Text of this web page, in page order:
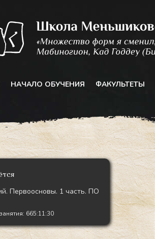
НАЧАЛО ОБУЧЕНИЯ ФАКУЛЬТЕТЫ
Первоосновы. 1 часть. ПО
665:11:27